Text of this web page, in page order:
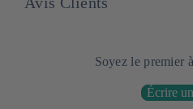
Soyez le premier
Écrire